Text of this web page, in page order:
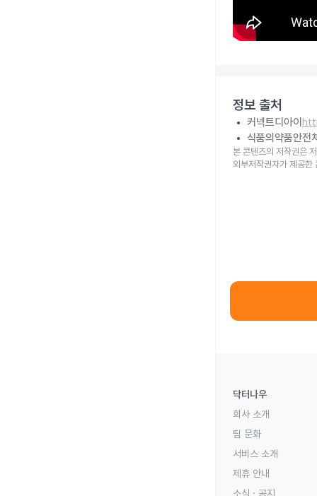
정보 출처
커넥트디아이
식품의약품안전
본 콘텐츠의 저작권은
외부저작권자가 제공한
닥터나우
회사 소개
팀 문화
서비스 소개
제휴 안내
소식 · 공지